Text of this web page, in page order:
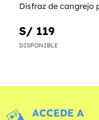
Disfraz de cangrejo
S/ 119
DISPONIBLE
ACCEDE A